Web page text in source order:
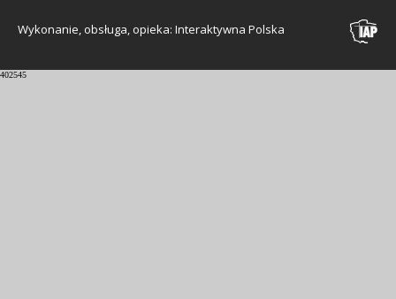
Wykonanie, obsługa, opieka: Interaktywna Polska
402545